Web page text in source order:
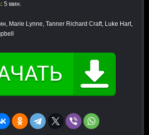
5 мин.
Marie Lynne, Tanner Richard Craft, Luke Hart,